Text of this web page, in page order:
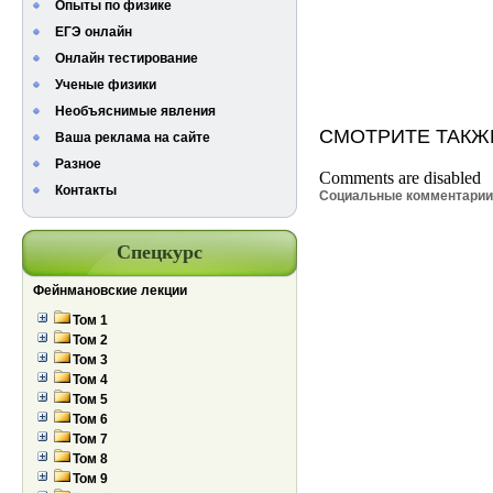
Опыты по физике
ЕГЭ онлайн
Онлайн тестирование
Ученые физики
Необъяснимые явления
Ваша реклама на сайте
Разное
Контакты
Спецкурс
Фейнмановские лекции
Том 1
Том 2
Том 3
Том 4
Том 5
Том 6
Том 7
Том 8
Том 9
СМОТРИТЕ
Comments are disabled
Социальные комментарии